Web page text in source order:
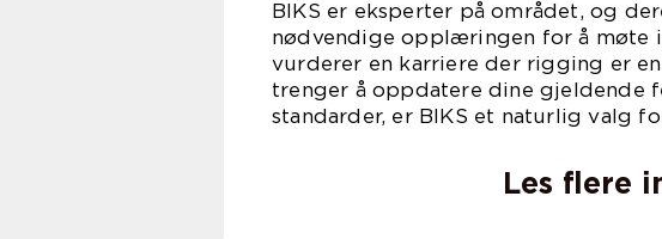
BIKS er eksperter på området, og
nødvendige opplæringen for å møte
vurderer en karriere der rigging er
trenger å oppdatere dine gjeldende
standarder, er BIKS et naturlig valg
Les flere